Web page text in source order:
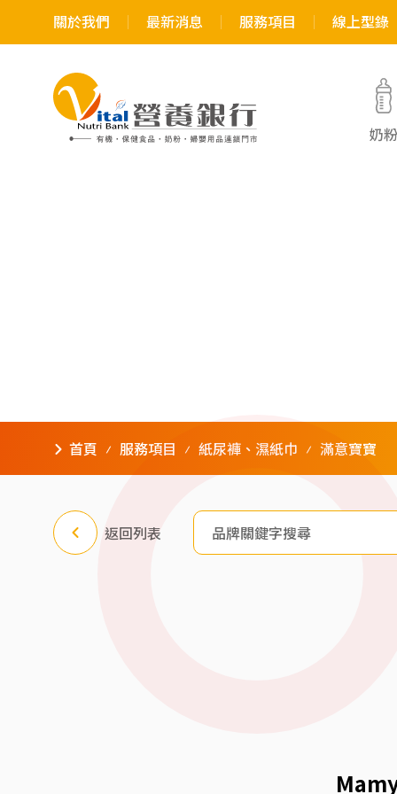
關於我們 最新消息 服務項目 線上型錄
奶
首頁 服務項目 紙尿褲、濕紙巾 滿意寶寶
返回列表